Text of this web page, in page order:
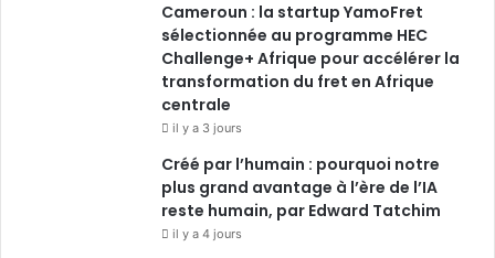
Cameroun : la startup YamoFret
sélectionnée au programme HEC
Challenge+ Afrique pour accélérer la
transformation du fret en Afrique
centrale
il y a 3 jours
Créé par l’humain : pourquoi notre
plus grand avantage à l’ère de l’IA
reste humain, par Edward Tatchim
il y a 4 jours